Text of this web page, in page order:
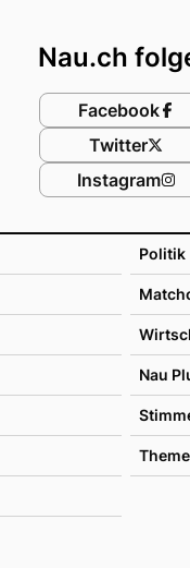
Politik
Nau
Nau.ch
Facebook
Twitter
Instagram